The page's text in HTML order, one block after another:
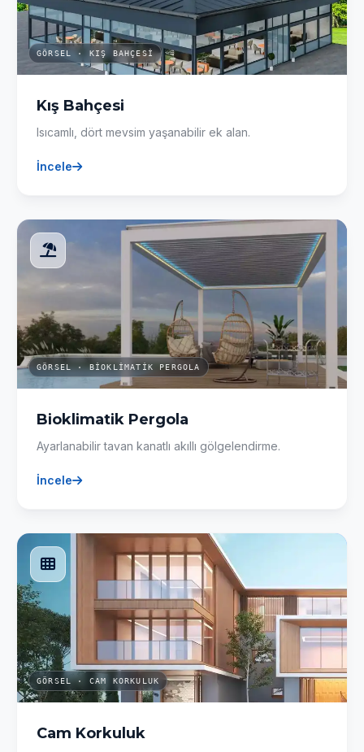
GÖRSEL · KIŞ BAHÇESI
Kış Bahçesi
Isıcamlı, dört mevsim yaşanabilir ek alan.
İncele
GÖRSEL · BIOKLIMATIK PERGOLA
Bioklimatik Pergola
Ayarlanabilir tavan kanatlı akıllı gölgelendirme.
İncele
GÖRSEL · CAM KORKULUK
Cam Korkuluk